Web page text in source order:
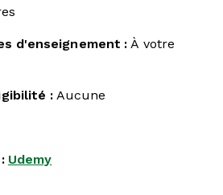
d'enseignement : À votre
:Aucune
Udemy